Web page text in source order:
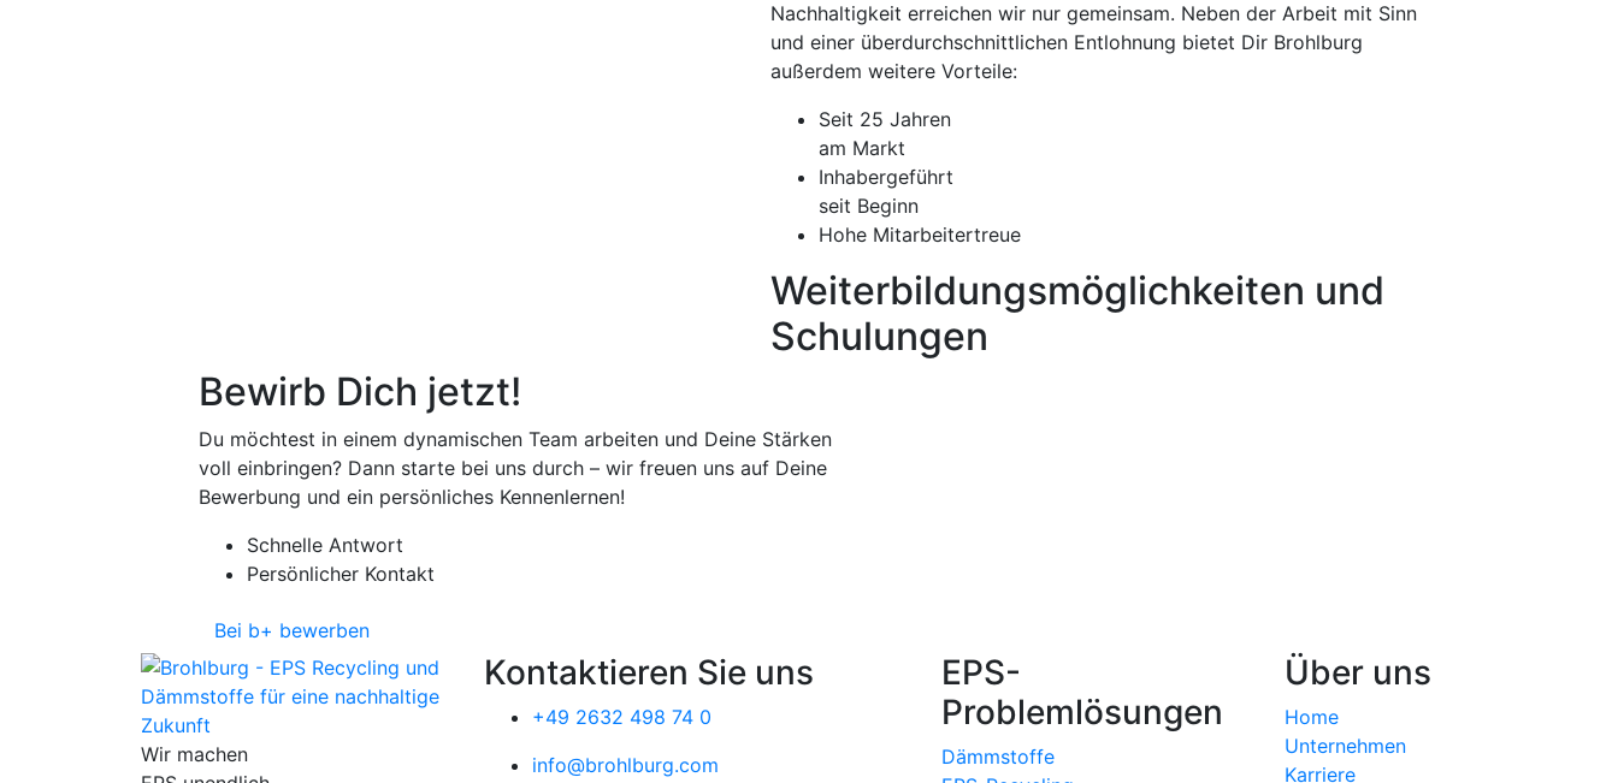
Nachhaltigkeit erreichen wir nur gemeinsam. Neben der Arbeit mit Sinn
und einer überdurchschnittlichen Entlohnung bietet Dir Brohlburg
außerdem weitere Vorteile:
Seit 25 Jahren
am Markt
Inhabergeführt
seit Beginn
Hohe Mitarbeitertreue
Weiterbildungsmöglichkeiten und
Schulungen
Bewirb Dich jetzt!
Du möchtest in einem dynamischen Team arbeiten und Deine Stärken
voll einbringen? Dann starte bei uns durch – wir freuen uns auf Deine
Bewerbung und ein persönliches Kennenlernen!
Schnelle Antwort
Persönlicher Kontakt
Bei b+ bewerben
Wir machen
Kontaktieren Sie uns
+49 2632 498 74 0
info@brohlburg.com
EPS-
Problemlösungen
Dämmstoffe
Über uns
Home
Unternehmen
Karriere